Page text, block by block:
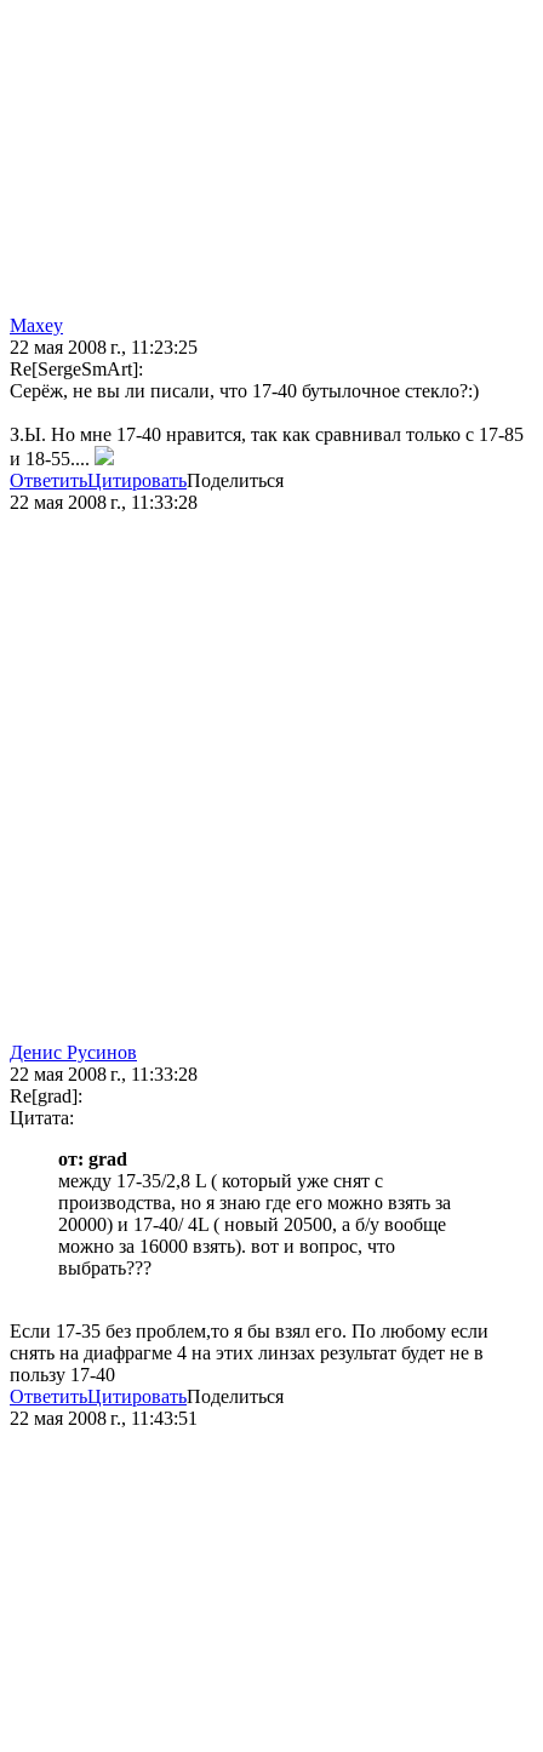
Maxey
22 мая 2008 г., 11:23:25
Re[SergeSmArt]:
Серёж, не вы ли писали, что 17-40 бутылочное стекло?:)
З.Ы. Но мне 17-40 нравится, так как сравнивал только с 17-85
и 18-55....
ОтветитьЦитироватьПоделиться
22 мая 2008 г., 11:33:28
Денис Русинов
22 мая 2008 г., 11:33:28
Re[grad]:
Цитата:
от: grad
между 17-35/2,8 L ( который уже снят с
производства, но я знаю где его можно взять за
20000) и 17-40/ 4L ( новый 20500, а б/у вообще
можно за 16000 взять). вот и вопрос, что
выбрать???
Если 17-35 без проблем,то я бы взял его. По любому если
снять на диафрагме 4 на этих линзах результат будет не в
пользу 17-40
ОтветитьЦитироватьПоделиться
22 мая 2008 г., 11:43:51